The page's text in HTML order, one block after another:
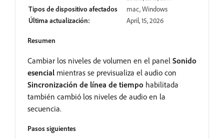
Tipos de dispositivo afectados
mac, Windows
Última actualización:
April, 15, 2026
Resumen
Cambiar los niveles de volumen en el panel Sonido
esencial mientras se previsualiza el audio con
Sincronización de línea de tiempo habilitada
también cambió los niveles de audio en la
secuencia.
Pasos siguientes